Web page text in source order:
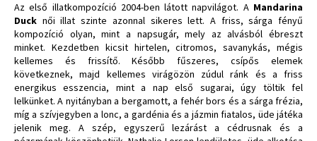
Az első illatkompozíció 2004-ben látott napvilágot. A Mandarina
Duck női illat szinte azonnal sikeres lett. A friss, sárga fényű
kompozíció olyan, mint a napsugár, mely az alvásból ébreszt
minket. Kezdetben kicsit hirtelen, citromos, savanykás, mégis
kellemes és frissítő. Később fűszeres, csípős elemek
következnek, majd kellemes virágözön zúdul ránk és a friss
energikus esszencia, mint a nap első sugarai, úgy töltik fel
lelkünket. A nyitányban a bergamott, a fehér bors és a sárga frézia,
míg a szívjegyben a lonc, a gardénia és a jázmin fiatalos, üde játéka
jelenik meg. A szép, egyszerű lezárást a cédrusnak és a